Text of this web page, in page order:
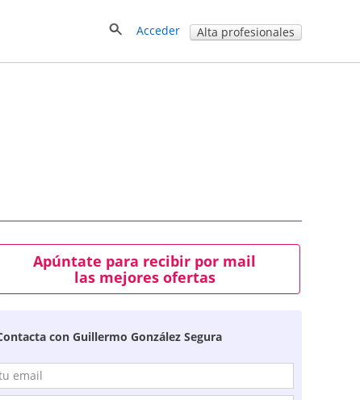
Acceder Alta profesionales
Apúntate para recibir por mail
las mejores ofertas
con Guillermo González Segura